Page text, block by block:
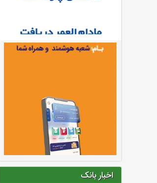
اخبار بانک